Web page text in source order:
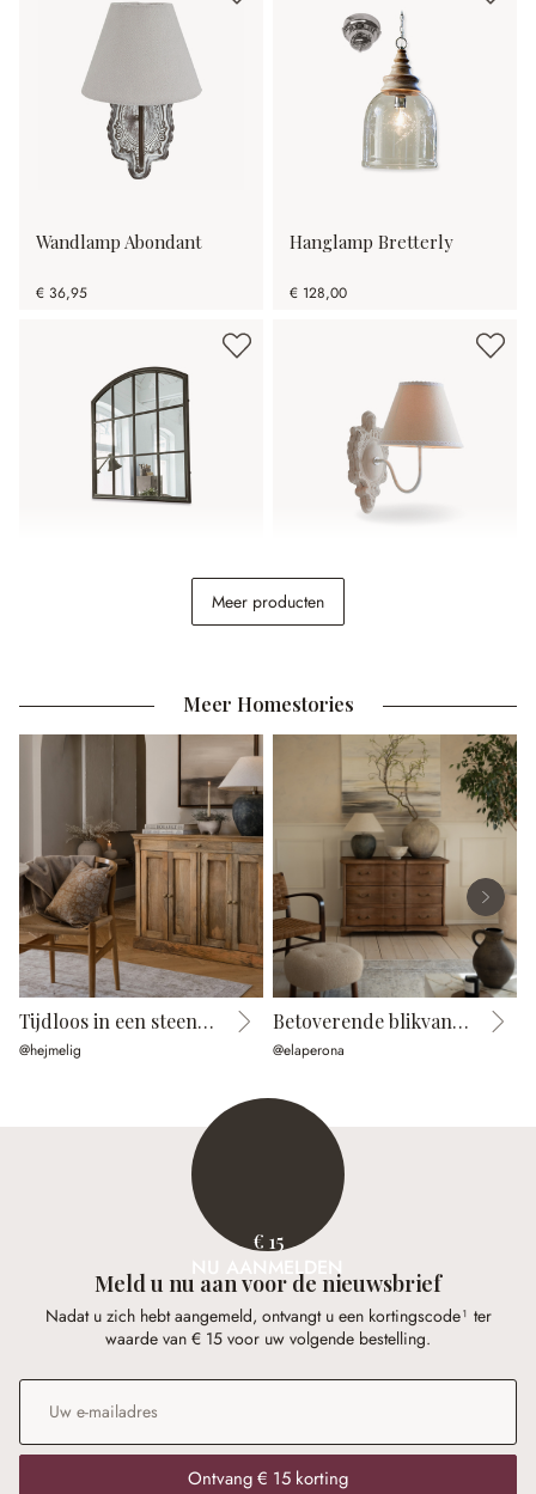
Wandlamp Abondant
€ 36,95
Hanglamp Bretterly
€ 128,00
Wandlamp Ascoux
Meer producten
Meer Homestories
Tijdloos in een steenlook
@hejmelig
Betoverende blikvanger
@elaperona
€ 15
NU AANMELDEN
Meld u nu aan voor de nieuwsbrief
Nadat u zich hebt aangemeld, ontvangt u een kortingscode¹ ter
waarde van € 15 voor uw volgende bestelling.
E-mailadres
Ontvang € 15 korting